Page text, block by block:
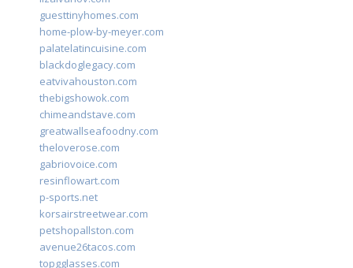
guesttinyhomes.com
home-plow-by-meyer.com
palatelatincuisine.com
blackdoglegacy.com
eatvivahouston.com
thebigshowok.com
chimeandstave.com
greatwallseafoodny.com
theloverose.com
gabriovoice.com
resinflowart.com
p-sports.net
korsairstreetwear.com
petshopallston.com
avenue26tacos.com
topgglasses.com